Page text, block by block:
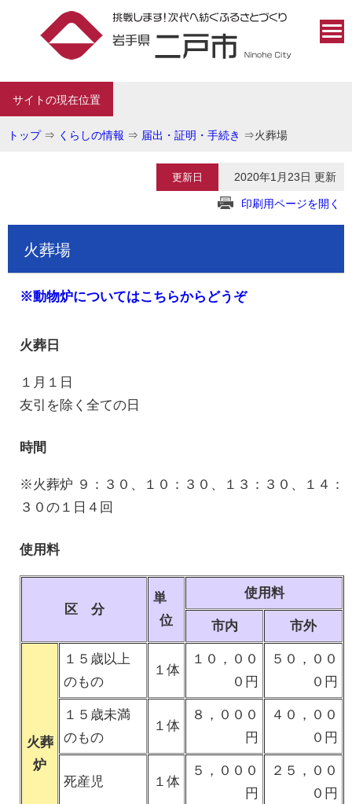
サイトの現在位置
トップ⇒ くらしの情報 ⇒ 届出・証明・手続き ⇒火葬場
更新日 2020年1月23日 更新
印刷用ページを開く
火葬場
※動物炉についてはこちらからどうぞ
火葬日
１月１日
友引を除く全ての日
時間
※火葬炉 ９：３０、１０：３０、１３：３０、１４：
３０の１日４回
使用料
区 分
単
位
使用料
市内 市外
火葬
炉
１５歳以上
のもの
１体
１０，００
０円
５０，００
０円
１５歳未満
のもの
１体
８，０００
円
４０，００
０円
死産児 １体
５，０００
円
２５，００
０円